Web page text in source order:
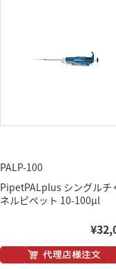
PALP-100
PipetPALplus シングルチ
ネルピペット 10-100μl